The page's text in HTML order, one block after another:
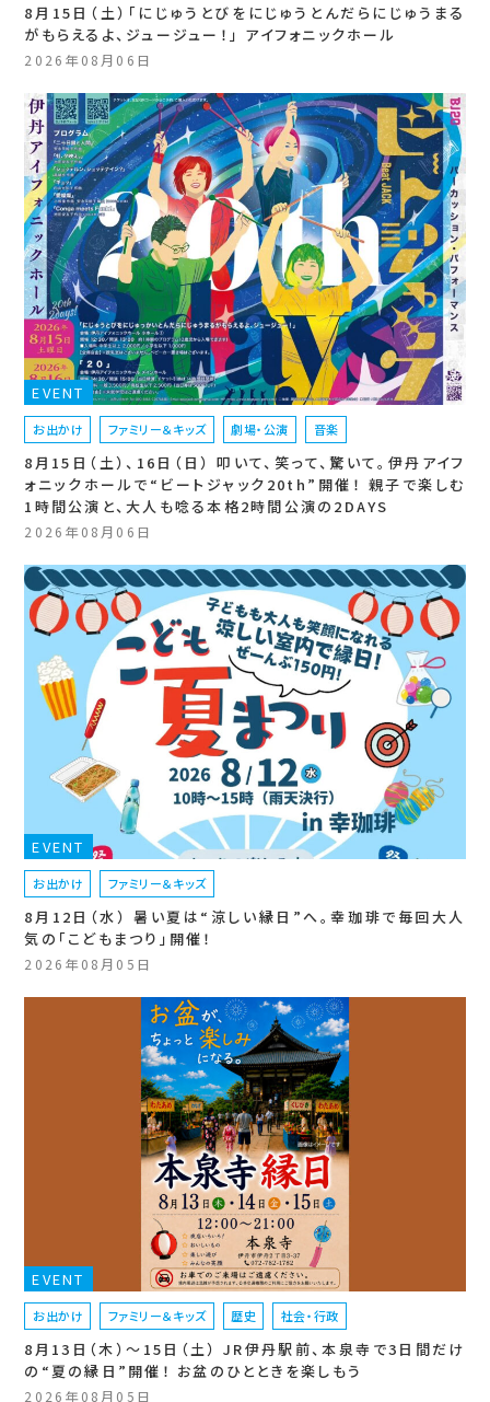
8月15日（土）「にじゅうとびをにじゅうとんだらにじゅうまる
がもらえるよ、ジュージュー！」 アイフォニックホール
2026年08月06日
EVENT
お出かけ ファミリー＆キッズ 劇場・公演 音楽
8月15日（土）、16日（日） 叩いて、笑って、驚いて。伊丹アイフ
ォニックホールで“ビートジャック20th”開催！ 親子で楽しむ
1時間公演と、大人も唸る本格2時間公演の2DAYS
2026年08月06日
EVENT
お出かけ ファミリー＆キッズ
8月12日（水） 暑い夏は“涼しい縁日”へ。幸珈琲で毎回大人
気の「こどもまつり」開催！
2026年08月05日
EVENT
お出かけ ファミリー＆キッズ 歴史 社会・行政
8月13日（木）〜15日（土） JR伊丹駅前、本泉寺で3日間だけ
の“夏の縁日”開催！ お盆のひとときを楽しもう
2026年08月05日